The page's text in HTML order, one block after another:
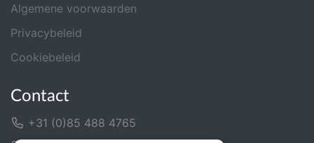
Algemene voorwaarden
Privacybeleid
Cookiebeleid
Contact
+31 (0)85 488 4765